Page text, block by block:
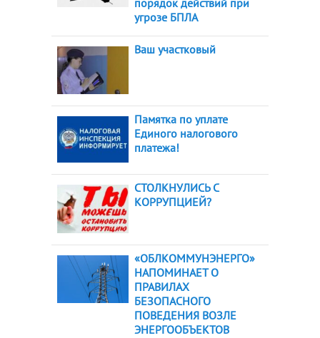
порядок действий при
угрозе БПЛА
Ваш участковый
Памятка по уплате
Единого налогового
платежа!
СТОЛКНУЛИСЬ С
КОРРУПЦИЕЙ?
«ОБЛКОММУНЭНЕРГО»
НАПОМИНАЕТ О
ПРАВИЛАХ
БЕЗОПАСНОГО
ПОВЕДЕНИЯ ВОЗЛЕ
ЭНЕРГООБЪЕКТОВ